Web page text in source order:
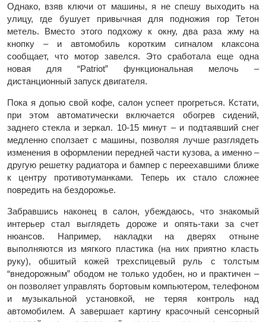
Однако, взяв ключи от машины, я не спешу выходить на
улицу, где бушует привычная для подножия гор Тетон
метель. Вместо этого подхожу к окну, два раза жму на
кнопку – и автомобиль коротким сигналом клаксона
сообщает, что мотор завелся. Это сработала еще одна
новая для “Patriot” функциональная мелочь –
дистанционный запуск двигателя.
Пока я допью свой кофе, салон успеет прогреться. Кстати,
при этом автоматически включается обогрев сидений,
заднего стекла и зеркал. 10-15 минут – и подтаявший снег
медленно сползает с машины, позволяя лучше разглядеть
изменения в оформлении передней части кузова, а именно –
другую решетку радиатора и бампер с переехавшими ближе
к центру противотуманками. Теперь их стало сложнее
повредить на бездорожье.
Забравшись наконец в салон, убеждаюсь, что знакомый
интерьер стал выглядеть дороже и опять-таки за счет
нюансов. Например, накладки на дверях отныне
выполняются из мягкого пластика (на них приятно класть
руку), обшитый кожей трехспицевый руль с толстым
“внедорожным” ободом не только удобен, но и практичен –
он позволяет управлять бортовым компьютером, телефоном
и музыкальной установкой, не теряя контроль над
автомобилем. А завершает картину красочный сенсорный